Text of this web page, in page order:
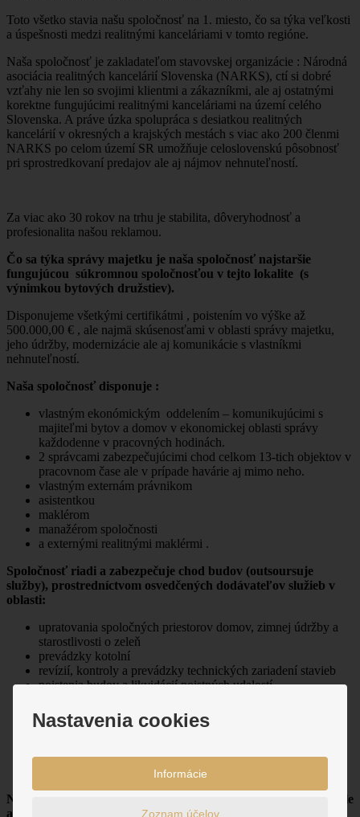
Toto všetko stavia našu spoločnosť na 1. miesto, čo sa týka veľkosti
a úspešnosti medzi realitnými kanceláriami v tomto regióne.
Naša spoločnosť je zakladateľom stavovskej organizácie : Národná
asociácia realitných kancelárií Slovenska (NARKS), ctí si dobré
vzťahy nie len so svojimi klientmi a zákazníkmi, ale aj ostatnými
korektne fungujúcimi realitnými kanceláriami na území celého
Slovenska. A práve úzka spolupráca s desiatkou realitných
kancelárií v okresných a krajských mestách s viac ako 200 členmi
NARKS po celom území SR umožňuje celoslovenskú pôsobnosť
pri sprostredkovaní predajov ale aj nájmov nehnuteľností.
Za viac ako 30 rokov na trhu je stabilita, dôveryhodnosť a
profesionalita našou reklamou.
Čo sa týka správy majetku je naša spoločnosť najstaršie
fungujúcou súkromnou spoločnosťou v tejto lokalite (s
výnimkou bytových družstiev).
Disponujeme všetkými certifikátmi , poistením vo výške až
500.000,00 € , ale najmä skúsenosťami v oblasti správy majetku,
jeho údržby, modernizácie ale aj komunikácie s vlastníkmi
nehnuteľností.
Naša spoločnosť disponuje :
vlastným ekonómickým oddelením – komunikujúcimi s
majiteľmi bytov a domov v ekonomickej oblasti správy
každodenne v pracovných hodinách.
2 správcami zabezpečujúcimi chod celkom 13-tich objektov v
pracovnom čase ale v prípade havárie aj mimo neho.
vlastným externám právnikom
asistentkou
maklérom
manažérom spoločnosti
a externými realitnými maklérmi .
Spoločnosť riadi a zabezpečuje chod budov (outsoursuje
služby), prostredníctvom osvedčených dodávateľov služieb v
oblasti:
upratovania spoločných priestorov domov, zimnej údržby a
starostlivosti o zeleň
prevádzky kotolní
revízií, kontroly a prevádzky technických zariadení stavieb
poistenia budov a likvidácií poistných udalostí
výrazných zliav pre klientov z obvyklých cien služieb
vzhľadom k tomu že spravujeme až 18 objektov s
dodávok médií , kde máme ako VIP klient pridelené osoby
pre komunikáciu s nami (SPP, SSE a pod. )
Našimi referenciami sú všetci vlastníci spravovaných budov , ale
aj klienti, ktorým sme od roku 1991 sprostredkovali predaj
Nastavenia cookies
Informácie
Zoznam účelov